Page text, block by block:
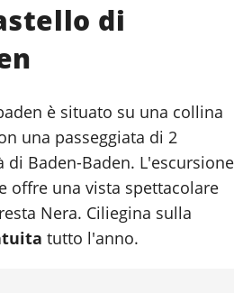
di
è situato su una collina
una passeggiata di 2
Baden-Baden. L'escursione
offre una vista spettacolare
Nera. Ciliegina sulla
tutto l'anno.